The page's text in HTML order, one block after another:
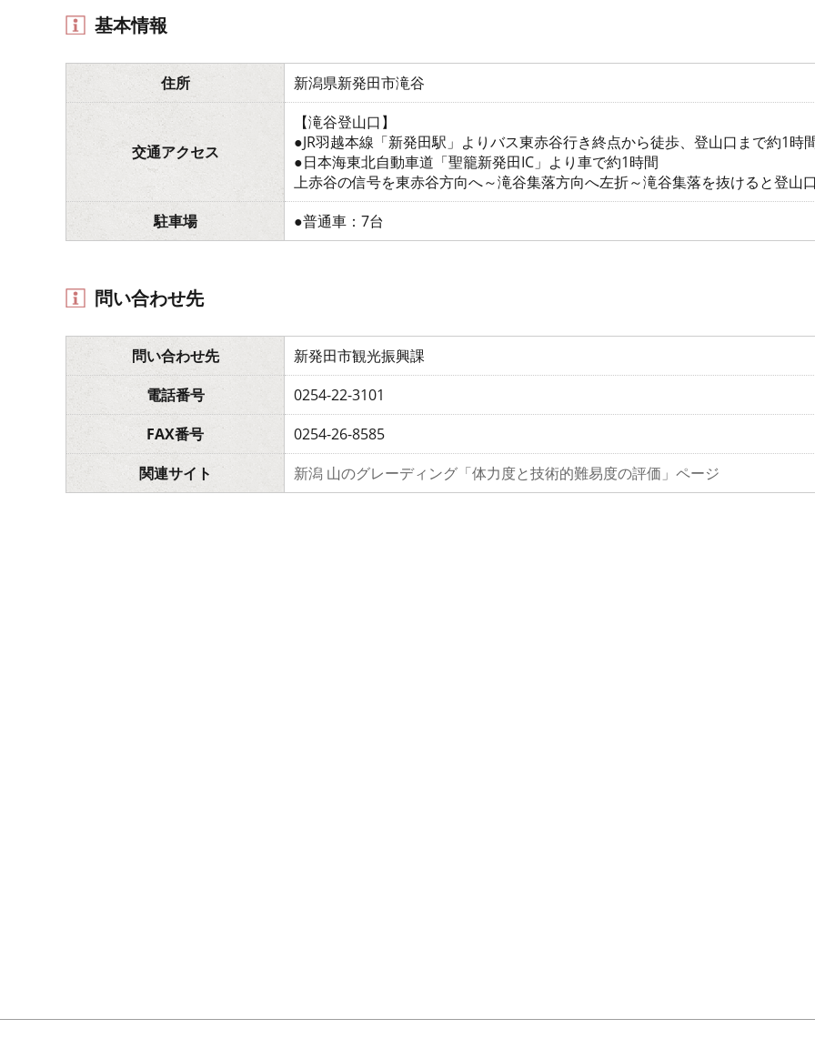
基本情報
住所 新潟県新発田市滝谷
交通アクセス
【滝谷登山口】
●JR羽越本線「新発田駅」よりバス東赤谷行き終点から徒歩、登山口まで約1時
●日本海東北自動車道「聖籠新発田IC」より車で約1時間
上赤谷の信号を東赤谷方向へ～滝谷集落方向へ左折～滝谷集落を抜けると登山
駐車場
●普通車：7台
問い合わせ先
問い合わせ先
新発田市観光振興課
電話番号
0254-22-3101
FAX番号
0254-26-8585
関連サイト
新潟 山のグレーディング「体力度と技術的難易度の評価」ページ